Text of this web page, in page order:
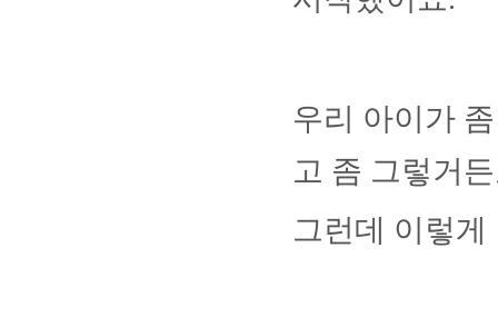
우리 아이가
고 좀 그렇거
그런데 이렇